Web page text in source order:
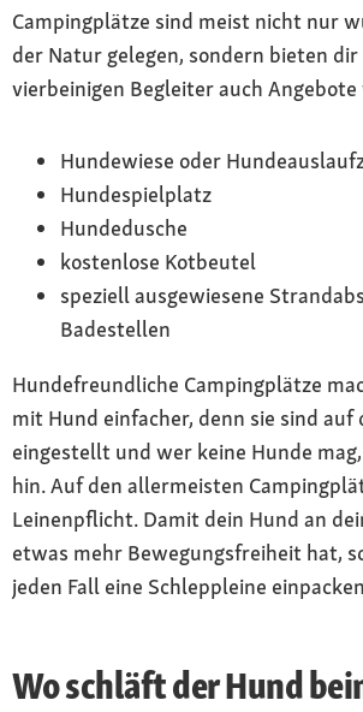
Campingplätze sind meist nicht nur
der Natur gelegen, sondern bieten
vierbeinigen Begleiter auch Angebote
Hundewiese oder
Hundespielplatz
Hundedusche
kostenlose Kotbeutel
speziell ausgewiesene
Badestellen
Hundefreundliche Campingplätze
mit Hund einfacher, denn sie sind auf
eingestellt und wer keine Hunde
hin. Auf den allermeisten
Leinenpflicht. Damit dein Hund an
etwas mehr Bewegungsfreiheit hat,
jeden Fall eine Schleppleine
Wo schläft der Hund